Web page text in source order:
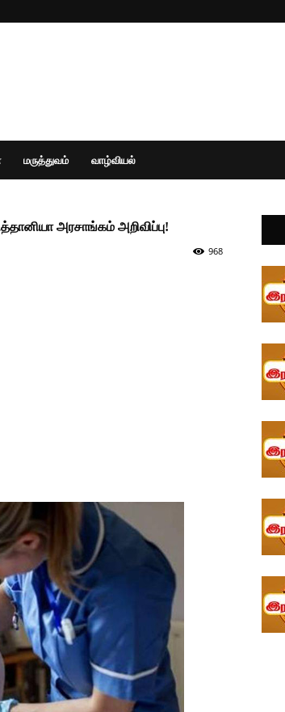
மருத்துவம் வாழ்வியல்
அரசாங்கம் அறிவிப்பு!
968